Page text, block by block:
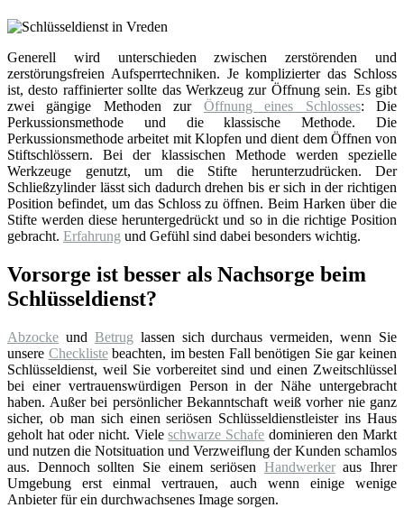
Generell wird unterschieden zwischen zerstörenden und
zerstörungsfreien Aufsperrtechniken. Je komplizierter das Schloss
ist, desto raffinierter sollte das Werkzeug zur Öffnung sein. Es gibt
zwei gängige Methoden zur Öffnung eines Schlosses: Die
Perkussionsmethode und die klassische Methode. Die
Perkussionsmethode arbeitet mit Klopfen und dient dem Öffnen von
Stiftschlössern. Bei der klassischen Methode werden spezielle
Werkzeuge genutzt, um die Stifte herunterzudrücken. Der
Schließzylinder lässt sich dadurch drehen bis er sich in der richtigen
Position befindet, um das Schloss zu öffnen. Beim Harken über die
Stifte werden diese heruntergedrückt und so in die richtige Position
gebracht. Erfahrung und Gefühl sind dabei besonders wichtig.
Vorsorge ist besser als Nachsorge beim
Schlüsseldienst?
Abzocke und Betrug lassen sich durchaus vermeiden, wenn Sie
unsere Checklistebeachten, im besten Fall benötigen Sie gar keinen
Schlüsseldienst, weil Sie vorbereitet sind und einen Zweitschlüssel
bei einer vertrauenswürdigen Person in der Nähe untergebracht
haben. Außer bei persönlicher Bekanntschaft weiß vorher nie ganz
sicher, ob man sich einen seriösen Schlüsseldienstleister ins Haus
geholt hat oder nicht. Vieleschwarze Schafe dominieren den Markt
und nutzen die Notsituation und Verzweiflung der Kunden schamlos
aus. Dennoch sollten Sie einem seriösen Handwerkeraus Ihrer
Umgebung erst einmal vertrauen, auch wenn einige wenige
Anbieter für ein durchwachsenes Image sorgen.